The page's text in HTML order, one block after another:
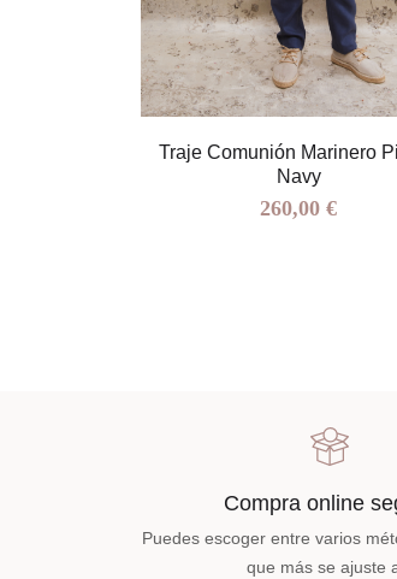
Traje Comunión Marinero
Navy
260,00 €
Compra online
Puedes escoger entre varios
que más se ajuste